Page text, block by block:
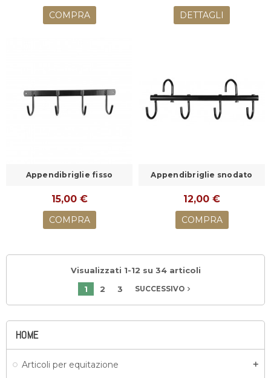
HOME
Articoli per equitazione add
COMPRA DETTAGLI
Appendibriglie fisso
15,00 €
COMPRA
Appendibriglie snodato
12,00 €
COMPRA
Visualizzati 1-12 su 34 articoli
1
2 3 SUCCESSIVO navigate_next